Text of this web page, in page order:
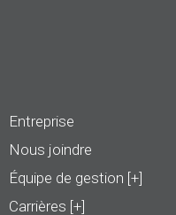
Entreprise
Nous joindre
Équipe de gestion [+]
Carrières [+]